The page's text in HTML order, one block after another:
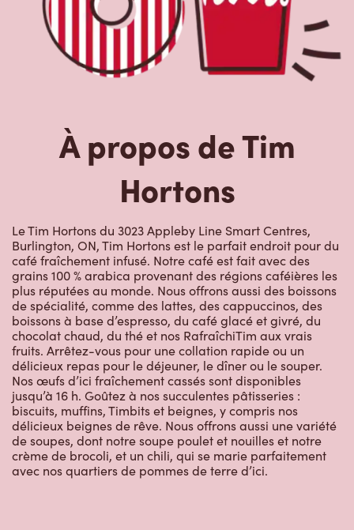
À propos de Tim
Hortons
Le Tim Hortons du 3023 Appleby Line Smart Centres,
Burlington, ON, Tim Hortons est le parfait endroit pour du
café fraîchement infusé. Notre café est fait avec des
grains 100 % arabica provenant des régions caféières les
plus réputées au monde. Nous offrons aussi des boissons
de spécialité, comme des lattes, des cappuccinos, des
boissons à base d’espresso, du café glacé et givré, du
chocolat chaud, du thé et nos RafraîchiTim aux vrais
fruits. Arrêtez-vous pour une collation rapide ou un
délicieux repas pour le déjeuner, le dîner ou le souper.
Nos œufs d’ici fraîchement cassés sont disponibles
jusqu’à 16 h. Goûtez à nos succulentes pâtisseries :
biscuits, muffins, Timbits et beignes, y compris nos
délicieux beignes de rêve. Nous offrons aussi une variété
de soupes, dont notre soupe poulet et nouilles et notre
crème de brocoli, et un chili, qui se marie parfaitement
avec nos quartiers de pommes de terre d’ici.